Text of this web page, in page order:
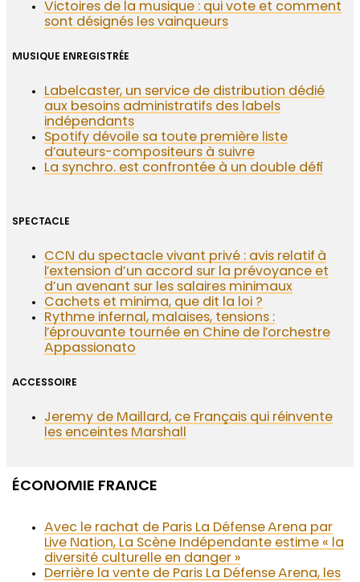
Victoires de la musique : qui vote et comment
sont désignés les vainqueurs
MUSIQUE ENREGISTRÉE
Labelcaster, un service de distribution dédié
aux besoins administratifs des labels
indépendants
Spotify dévoile sa toute première liste
d’auteurs-compositeurs à suivre
La synchro. est confrontée à un double défi
SPECTACLE
CCN du spectacle vivant privé : avis relatif à
l’extension d’un accord sur la prévoyance et
d’un avenant sur les salaires minimaux
Cachets et minima, que dit la loi ?
Rythme infernal, malaises, tensions :
l’éprouvante tournée en Chine de l’orchestre
Appassionato
ACCESSOIRE
Jeremy de Maillard, ce Français qui réinvente
les enceintes Marshall
ÉCONOMIE FRANCE
Avec le rachat de Paris La Défense Arena par
Live Nation, La Scène Indépendante estime « la
diversité culturelle en danger »
Derrière la vente de Paris La Défense Arena, les